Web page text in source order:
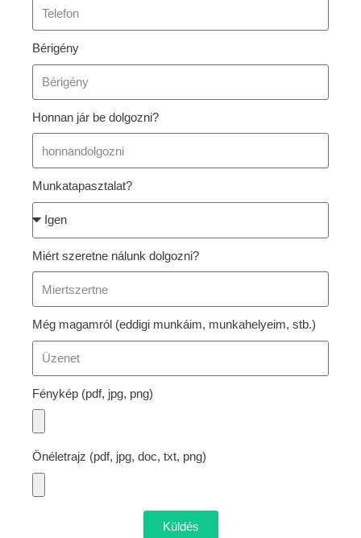
Bérigény
Honnan jár be dolgozni?
Munkatapasztalat?
Miért szeretne nálunk dolgozni?
Még magamról (eddigi munkáim, munkahelyeim, stb.)
Fénykép (pdf, jpg, png)
Önéletrajz (pdf, jpg, doc, txt, png)
Küldés